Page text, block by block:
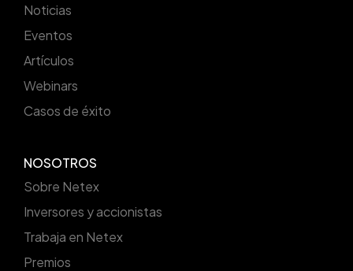
Noticias
Eventos
Artículos
Webinars
Casos de éxito
NOSOTROS
Sobre Netex
Inversores y accionistas
Trabaja en Netex
Premios